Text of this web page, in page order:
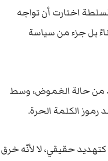
اختارت أن تواجه
بل جزء من سياسة
من حالة الغموض، وسط
الكلمة الحرة.
حقيقي، لا لأنّه خرق